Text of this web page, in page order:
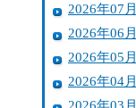
2026年07月
2026年06月
2026年05月
2026年04月
2026年03月